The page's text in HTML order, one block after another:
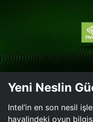
Yeni Neslin
Intel’in en son nesil
hayalindeki oyun